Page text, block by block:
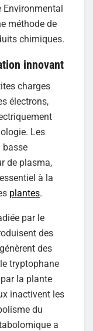
Environmental
méthode de
chimiques.
innovant
charges
électrons,
Les
basse
de plasma,
à la
plantes.
par le
des
des
tryptophane
la plante
inactivent les
du
a